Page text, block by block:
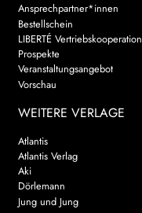
Ansprechpartner*innen
Bestellschein
LIBERTÉ Vertriebskooperation
Prospekte
Veranstaltungsangebot
Vorschau
WEITERE VERLAGE
Atlantis
Atlantis Verlag
Aki
Dörlemann
Jung und Jung